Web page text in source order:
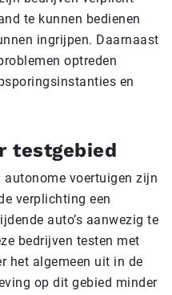
te kunnen bedienen
ingrijpen. Daarnaast
optreden
en
testgebied
autonome voertuigen zijn
verplichting een
auto’s aanwezig te
bedrijven testen met
het algemeen uit in de
op dit gebied minder